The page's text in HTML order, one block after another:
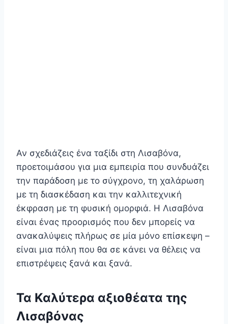
Αν σχεδιάζεις ένα ταξίδι στη Λισαβόνα,
προετοιμάσου για μια εμπειρία που συνδυάζει
την παράδοση με το σύγχρονο, τη χαλάρωση
με τη διασκέδαση και την καλλιτεχνική
έκφραση με τη φυσική ομορφιά. Η Λισαβόνα
είναι ένας προορισμός που δεν μπορείς να
ανακαλύψεις πλήρως σε μία μόνο επίσκεψη –
είναι μια πόλη που θα σε κάνει να θέλεις να
επιστρέψεις ξανά και ξανά.
Τα Καλύτερα αξιοθέατα της
Λισαβόνας